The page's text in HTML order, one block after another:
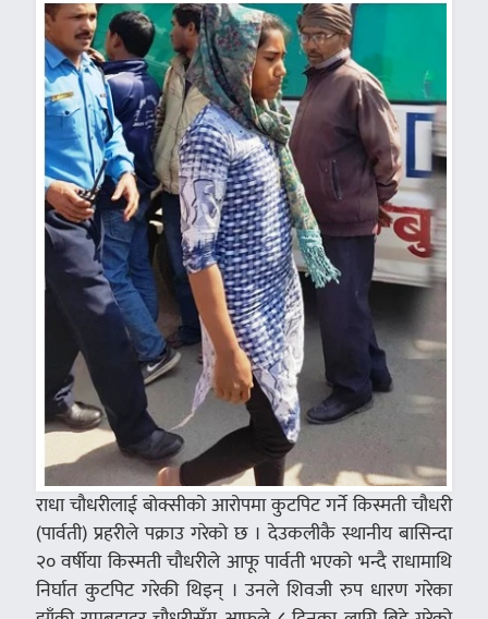
राधा चौधरीलाई बोक्सीको आरोपमा कुटपिट गर्ने किस्मती चौधरी
(पार्वती) प्रहरीले पक्राउ गरेको छ । देउकलीकै स्थानीय बासिन्दा
२० वर्षीया किस्मती चौधरीले आफू पार्वती भएको भन्दै राधामाथि
निर्घात कुटपिट गरेकी थिइन् । उनले शिवजी रुप धारण गरेका